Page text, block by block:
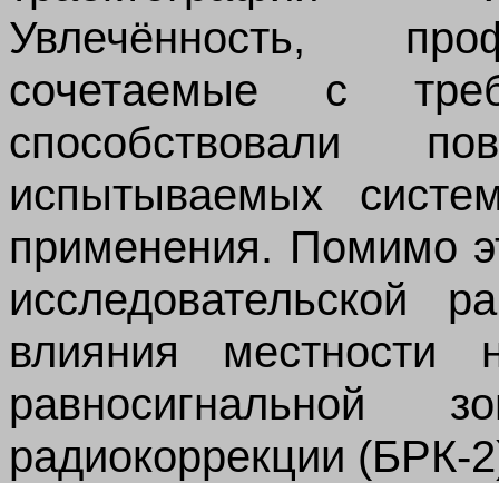
Увлечённость,
сочетаемые с
способствовали
испытываемых
применения. Помимо
исследовательской
влияния местности
равносигнальной
радиокоррекции (БРК-